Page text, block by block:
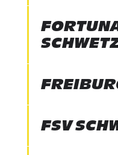
FSV